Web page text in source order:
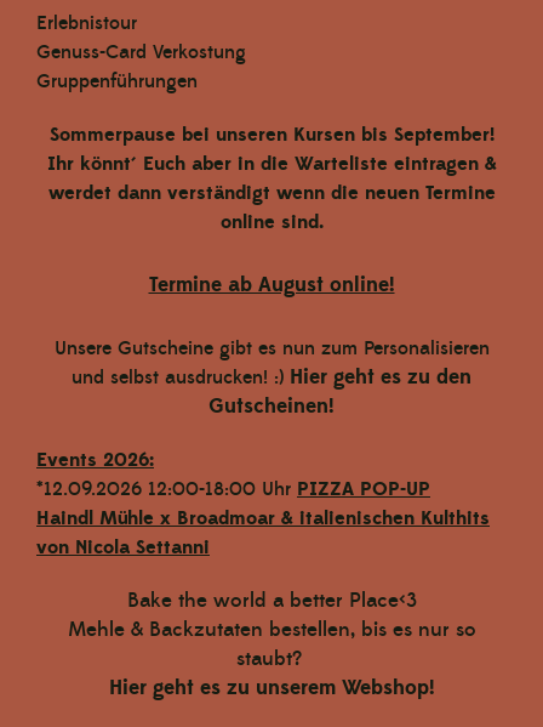
Erlebnistour
Genuss-Card Verkostung
Gruppenführungen
Sommerpause bei unseren Kursen bis September!
Ihr könnt´ Euch aber in die Warteliste eintragen &
werdet dann verständigt wenn die neuen Termine
online sind.
Termine ab August online!
Unsere Gutscheine gibt es nun zum Personalisieren
und selbst ausdrucken! :) Hier geht es zu den
Gutscheinen!
Events 2026:
*12.09.2026 12:00-18:00 Uhr PIZZA POP-UP
Haindl Mühle x Broadmoar & italienischen Kulthits
von Nicola Settanni
Bake the world a better Place<3
Mehle & Backzutaten bestellen, bis es nur so
staubt?
Hier geht es zu unserem Webshop!